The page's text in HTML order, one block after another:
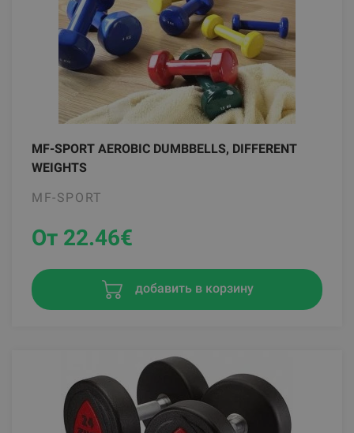
MF-SPORT AEROBIC DUMBBELLS, DIFFERENT
WEIGHTS
MF-SPORT
От 22.46€
добавить в корзину